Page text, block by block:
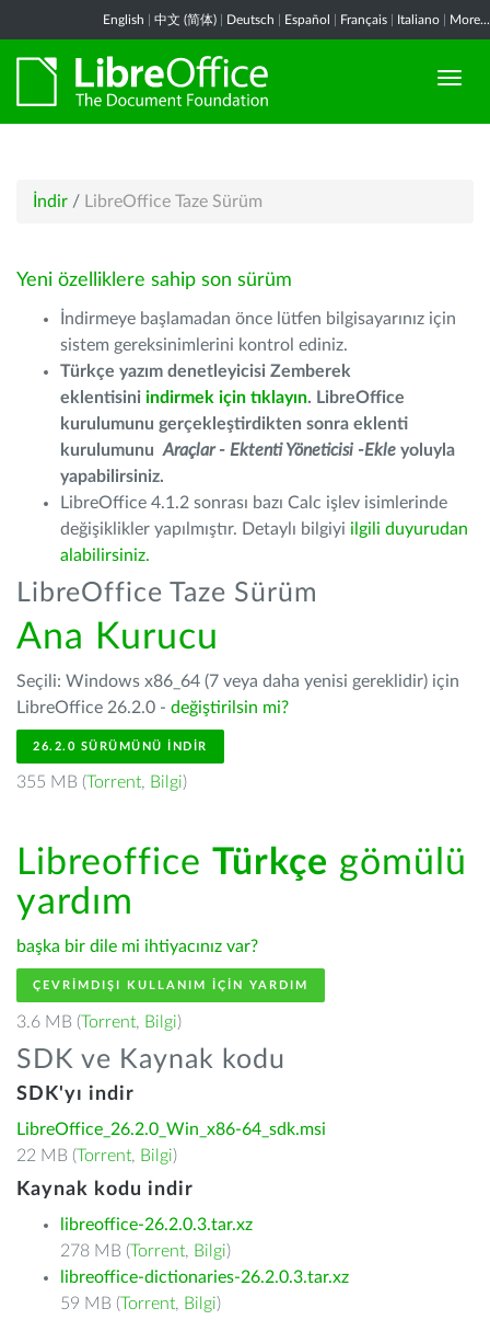
English 中文 (简体) Deutsch Español Français Italiano More...
İndir / LibreOffice Taze Sürüm
Yeni özelliklere sahip son sürüm
İndirmeye başlamadan önce lütfen bilgisayarınız için
sistem gereksinimlerini kontrol ediniz.
Türkçe yazım denetleyicisi Zemberek
eklentisini indirmek için tıklayın. LibreOffice
kurulumunu gerçekleştirdikten sonra eklenti
kurulumunu Araçlar - Ektenti Yöneticisi -Ekle yoluyla
yapabilirsiniz.
LibreOffice 4.1.2 sonrası bazı Calc işlev isimlerinde
değişiklikler yapılmıştır. Detaylı bilgiyi ilgili duyurudan
alabilirsiniz.
LibreOffice Taze Sürüm
Ana Kurucu
Seçili: Windows x86_64 (7 veya daha yenisi gereklidir) için
LibreOffice 26.2.0 - değiştirilsin mi?
26.2.0 SÜRÜMÜNÜ İNDIR
355 MB (Torrent, Bilgi)
Libreoffice Türkçe gömülü
yardım
başka bir dile mi ihtiyacınız var?
ÇEVRIMDIŞI KULLANIM IÇIN YARDIM
3.6 MB (Torrent, Bilgi)
SDK ve Kaynak kodu
SDK'yı indir
LibreOffice_26.2.0_Win_x86-64_sdk.msi
22 MB (Torrent, Bilgi)
Kaynak kodu indir
libreoffice-26.2.0.3.tar.xz
278 MB (Torrent, Bilgi)
libreoffice-dictionaries-26.2.0.3.tar.xz
59 MB (Torrent, Bilgi)